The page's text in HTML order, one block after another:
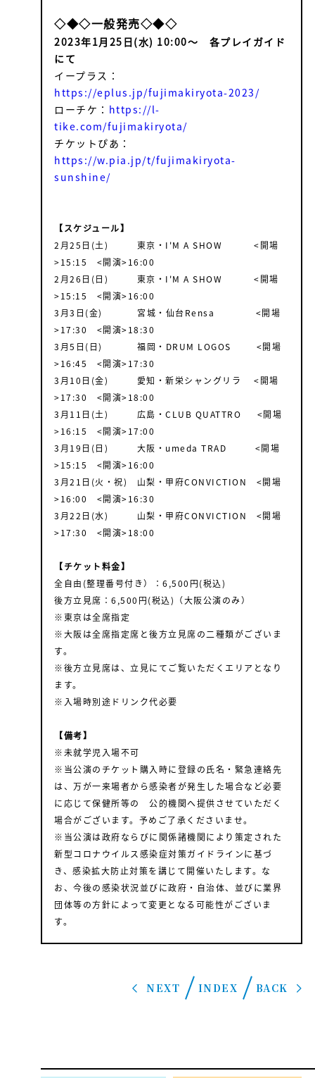
◇◆◇一般発売◇◆◇
2023年1月25日(水) 10:00～ 各プレイガイド
にて
イープラス：
https://eplus.jp/fujimakiryota-2023/
ローチケ： https://l-
tike.com/fujimakiryota/
チケットぴあ：
https://w.pia.jp/t/fujimakiryota-
sunshine/
【スケジュール】
2月25日(土) 東京・I'M A SHOW <開場
>15:15 <開演>16:00
2月26日(日) 東京・I'M A SHOW <開場
>15:15 <開演>16:00
3月3日(金) 宮城・仙台Rensa <開場
>17:30 <開演>18:30
3月5日(日) 福岡・DRUM LOGOS <開場
>16:45 <開演>17:30
3月10日(金) 愛知・新栄シャングリラ <開場
>17:30 <開演>18:00
3月11日(土) 広島・CLUB QUATTRO <開場
>16:15 <開演>17:00
3月19日(日) 大阪・umeda TRAD <開場
>15:15 <開演>16:00
3月21日(火・祝) 山梨・甲府CONVICTION <開場
>16:00 <開演>16:30
3月22日(水) 山梨・甲府CONVICTION <開場
>17:30 <開演>18:00
【チケット料金】
全自由(整理番号付き）：6,500円(税込)
後方立見席：6,500円(税込)（大阪公演のみ）
※東京は全席指定
※大阪は全席指定席と後方立見席の二種類がございま
す。
※後方立見席は、立見にてご覧いただくエリアとなり
ます。
※入場時別途ドリンク代必要
【備考】
※未就学児入場不可
※当公演のチケット購入時に登録の氏名・緊急連絡先
は、万が一来場者から感染者が発生した場合など必要
に応じて保健所等の 公的機関へ提供させていただく
場合がございます。予めご了承くださいませ。
※当公演は政府ならびに関係諸機関により策定された
新型コロナウイルス感染症対策ガイドラインに基づ
き、感染拡大防止対策を講じて開催いたします。な
お、今後の感染状況並びに政府・自治体、並びに業界
団体等の方針によって変更となる可能性がございま
す。
NEXT INDEX BACK